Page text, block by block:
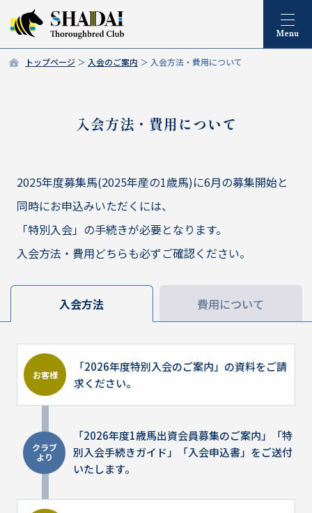
トップページ 入会のご案内 入会方法・費用について
入会方法・費用について
2025年度募集馬(2025年産の1歳馬)に6月の募集開始と
同時にお申込みいただくには、
「特別入会」の手続きが必要となります。
入会方法・費用どちらも必ずご確認ください。
入会方法 費用について
お客様
「2026年度特別入会のご案内」の資料をご請
求ください。
クラブ
より
「2026年度1歳馬出資会員募集のご案内」「特
別入会手続きガイド」「入会申込書」をご送付
いたします。